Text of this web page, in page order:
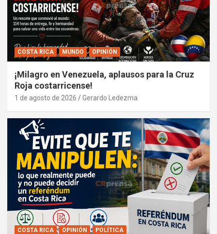
COSTA RICA MUNDO OPINIÓN
¡Milagro en Venezuela, aplausos para la Cruz
Roja costarricense!
1 de agosto de 2026 Gerardo Ledezma
COSTA RICA OPINIÓN POLÍTICA